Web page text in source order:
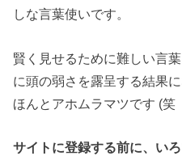
しな言葉使いです。
賢く見せるために難しい言
に頭の弱さを露呈する結果に
ほんとアホムラマツです (笑
サイトに登録する前に、い